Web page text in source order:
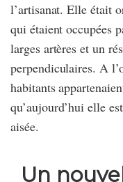
l’artisanat. Elle était
qui étaient occupées
larges artères et un
perpendiculaires. A
habitants
qu’aujourd’hui elle
aisée.
Un